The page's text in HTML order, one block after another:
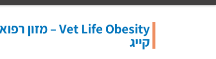
קייג